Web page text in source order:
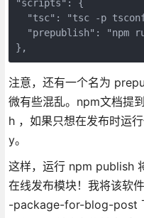
"scripts": {
"tsc": "tsc -p
"prepublish": "npm
},
注意，还有一个名为
微有些混乱。npm文档提
h ，如果只想在发布时运
y。
这样，运行 npm publish
在线发布模块！我将该软
-package-for-blog-post